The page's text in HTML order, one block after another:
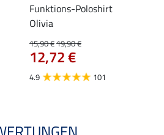
Funktions-Poloshirt
Olivia
15,90 €19,90 €
12,72 €
4.9 101